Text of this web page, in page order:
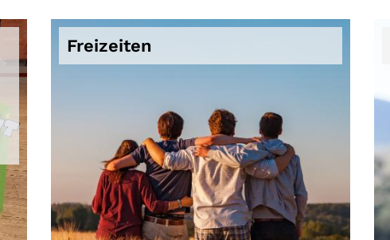
Freizeiten